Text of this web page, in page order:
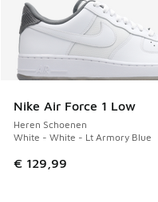
Nike Air Force 1 Low
Heren Schoenen
White - White - Lt Armory Blue
€ 129,99